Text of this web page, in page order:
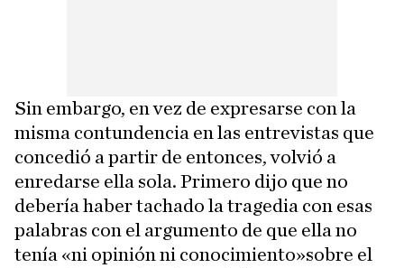
Sin embargo, en vez de expresarse con la
misma contundencia en las entrevistas que
concedió a partir de entonces, volvió a
enredarse ella sola. Primero dijo que no
debería haber tachado la tragedia con esas
palabras con el argumento de que ella no
tenía «ni opinión ni conocimiento»sobre el